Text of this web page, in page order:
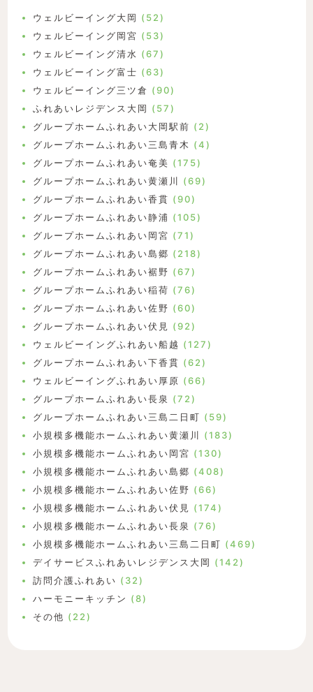
ウェルビーイング大岡 (52)
ウェルビーイング岡宮 (53)
ウェルビーイング清水 (67)
ウェルビーイング富士 (63)
ウェルビーイング三ツ倉 (90)
ふれあいレジデンス大岡 (57)
グループホームふれあい大岡駅前 (2)
グループホームふれあい三島青木 (4)
グループホームふれあい奄美 (175)
グループホームふれあい黄瀬川
(69)
グループホームふれあい香貫 (90)
グループホームふれあい静浦 (105)
グループホームふれあい岡宮 (71)
グループホームふれあい島郷 (218)
グループホームふれあい裾野 (67)
グループホームふれあい稲荷 (76)
グループホームふれあい佐野 (60)
グループホームふれあい伏見
(92)
ウェルビーイングふれあい船越 (127)
グループホームふれあい下香貫 (62)
ウェルビーイングふれあい厚原 (66)
グループホームふれあい長泉 (72)
グループホームふれあい三島二日町 (59)
小規模多機能ホームふれあい黄瀬川
(183)
小規模多機能ホームふれあい岡宮 (130)
小規模多機能ホームふれあい島郷 (408)
小規模多機能ホームふれあい佐野 (66)
小規模多機能ホームふれあい伏見
(174)
小規模多機能ホームふれあい長泉 (76)
小規模多機能ホームふれあい三島二日町 (469)
デイサービスふれあいレジデンス大岡 (142)
訪問介護ふれあい (32)
ハーモニーキッチン (8)
その他 (22)